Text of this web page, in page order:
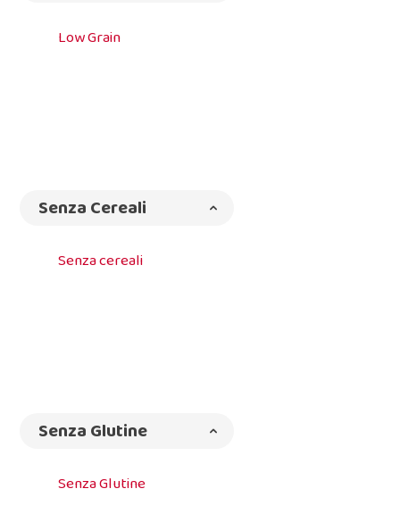
Low Grain
Senza Cereali
Senza cereali
Senza Glutine
Senza Glutine